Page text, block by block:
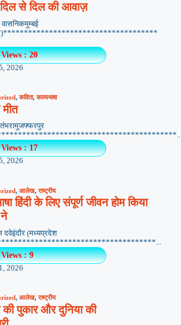
दिल से दिल की आवाज़
: 20
2026
,कविता,काव्यभाषा
: 17
2026
, आलेख,राष्ट्रीय
हिंदी के लिए संपूर्ण जीवन होम किया
ने
दवेइंदौर (मध्यप्रदेश
: 9
2026
, आलेख,राष्ट्रीय
पुकार और दुनिया की